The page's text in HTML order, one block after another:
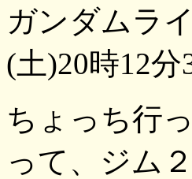
ガンダムラ
(土)20時12分
ちょっち行
って、ジム